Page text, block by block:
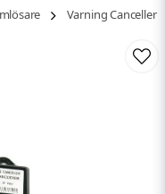
Varning Canceller